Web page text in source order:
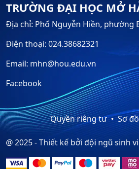
TRƯỜNG ĐẠI HỌC MỞ
Địa chỉ: Phố Nguyễn Hiền, phường
Điện thoại: 024.38682321
Email: mhn@hou.edu.vn
Facebook
Quyền riêng tư Sơ
@ 2025 - Thiết kế bởi đội ngũ sinh